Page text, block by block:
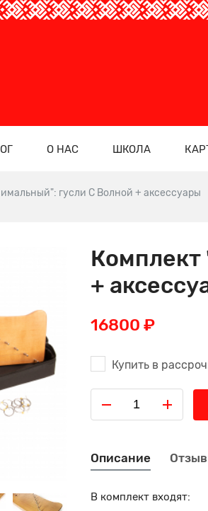
О НАС ШКОЛА
гусли С Волной + аксессуары
+
16800 ₽
Купить в
Описание
В комплект входят: